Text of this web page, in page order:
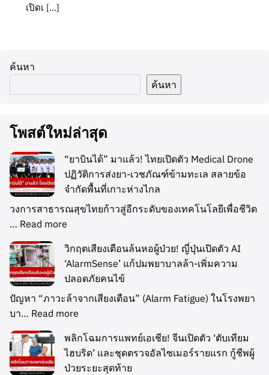
เปิดเ […]
ค้นหา
ค้นหา
โพสต์ใหม่ล่าสุด
“ยาบินได้” มาแล้ว! ไทยเปิดตัว Medical Drone
ปฏิวัติการส่งยา-เวชภัณฑ์ข้ามทะเล สลายข้อ
จำกัดพื้นที่เกาะห่างไกล
วงการสาธารณสุขไทยก้าวสู่อีกระดับของเทคโนโลยีเพื่อชีวิต
… Read more
วิกฤตเสียงเตือนล้นหอผู้ป่วย! ญี่ปุ่นเปิดตัว AI
‘AlarmSense’ แก้ปมพยาบาลล้า-เพิ่มความ
ปลอดภัยคนไข้
ปัญหา “ภาวะล้าจากเสียงเตือน” (Alarm Fatigue) ในโรงพยา
บา… Read more
พลิกโฉมการแพทย์เอเชีย! จีนเปิดตัว ‘ตับเทียม
ไฮบริด’ และชุดตรวจอัลไซเมอร์รายแรก กู้ชีพผู้
ป่วยระยะสุดท้าย